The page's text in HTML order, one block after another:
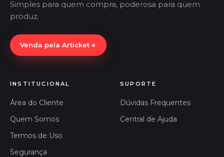
Simples para quem compra, poderosa para quem
produz.
Venda pela Articket
INSTITUCIONAL
Área do Cliente
Quem Somos
Termos de Uso
Segurança
SUPORTE
Dúvidas Frequentes
Central de Ajuda